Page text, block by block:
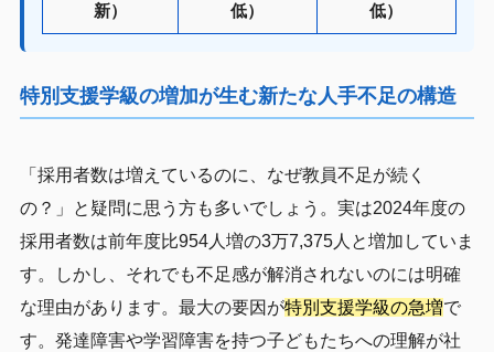
新）
低）
低）
特別支援学級の増加が生む新たな人手不足の構造
「採用者数は増えているのに、なぜ教員不足が続く
の？」と疑問に思う方も多いでしょう。実は2024年度の
採用者数は前年度比954人増の3万7,375人と増加していま
す。しかし、それでも不足感が解消されないのには明確
な理由があります。最大の要因が特別支援学級の急増で
す。発達障害や学習障害を持つ子どもたちへの理解が社